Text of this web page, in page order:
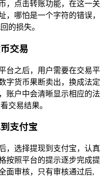
，点击转账功能，在这一关
，哪怕是一个字符的错误，
的损失。
交易
台之后，用户需要在交易平
字货币果断卖出，换成法定
账户中会清晰显示相应的法
交易结果。
支付宝
，选择提现到支付宝，认真
按照平台的提示逐步完成提
面审核，只有审核通过后,